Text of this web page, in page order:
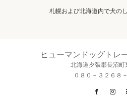
札幌および北海道内で犬の
ヒューマンドッグトレ
北海道夕張郡長沼町
０８０－３２６８